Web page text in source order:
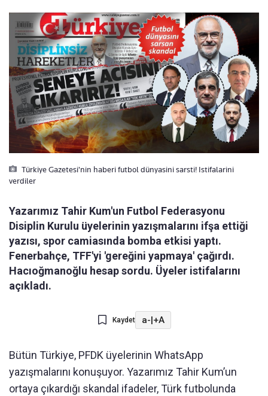
Türkiye Gazetesi'nin haberi futbol dünyasini sarsti! Istifalarini
verdiler
Yazarımız Tahir Kum'un Futbol Federasyonu
Disiplin Kurulu üyelerinin yazışmalarını ifşa ettiği
yazısı, spor camiasında bomba etkisi yaptı.
Fenerbahçe, TFF'yi 'gereğini yapmaya' çağırdı.
Hacıoğmanoğlu hesap sordu. Üyeler istifalarını
açıkladı.
Kaydet a-|+A
Bütün Türkiye, PFDK üyelerinin WhatsApp
yazışmalarını konuşuyor. Yazarımız Tahir Kum’un
ortaya çıkardığı skandal ifadeler, Türk futbolunda